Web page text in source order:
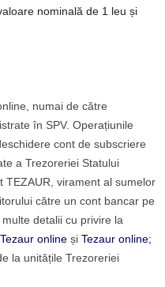
nominală de 1 leu și
numai de către
în SPV. Operațiunile
cont de subscriere
a Trezoreriei Statului
TEZAUR, virament al sumelor
către un cont bancar pe
detalii cu privire la
online și Tezaur online;
la unitățile Trezoreriei